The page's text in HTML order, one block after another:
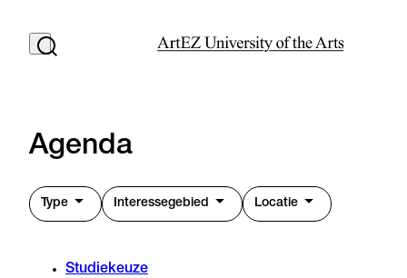
Agenda
Type Interessegebied Locatie
Studiekeuze